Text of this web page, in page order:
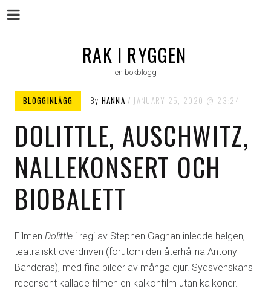
RAK I RYGGEN
en bokblogg
BLOGGINLÄGG By HANNA JANUARY 25, 2020 23:24
DOLITTLE, AUSCHWITZ,
NALLEKONSERT OCH
BIOBALETT
Filmen Dolittle i regi av Stephen Gaghan inledde helgen,
teatraliskt överdriven (förutom den återhållna Antony
Banderas), med fina bilder av många djur. Sydsvenskans
recensent kallade filmen en kalkonfilm utan kalkoner.
Menu